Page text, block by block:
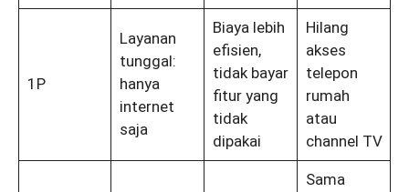
1P
Layanan
tunggal:
hanya
internet
saja
Biaya lebih
efisien,
tidak bayar
fitur yang
tidak
dipakai
Hilang
akses
telepon
rumah
atau
channel TV
Sama